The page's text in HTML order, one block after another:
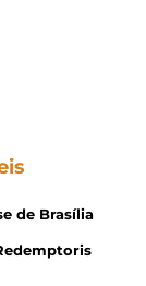
de Brasília